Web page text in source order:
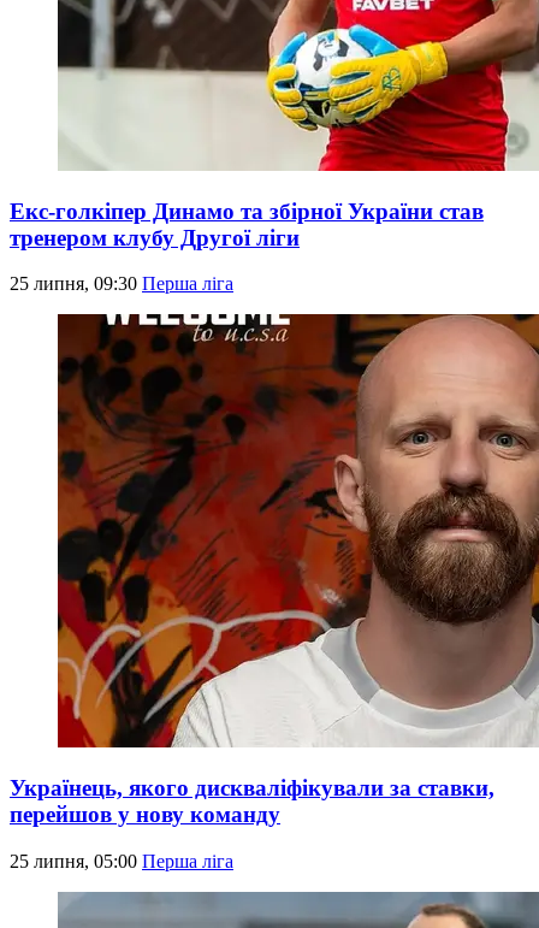
Екс-голкіпер Динамо та збірної України став
тренером клубу Другої ліги
25 липня, 09:30 Перша ліга
Українець, якого дискваліфікували за ставки,
перейшов у нову команду
25 липня, 05:00 Перша ліга